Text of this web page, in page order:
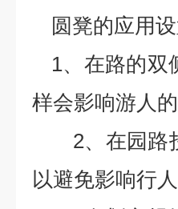
圆凳的应用
1、在路的双
样会影响游人的
2、在园路
以避免影响行人